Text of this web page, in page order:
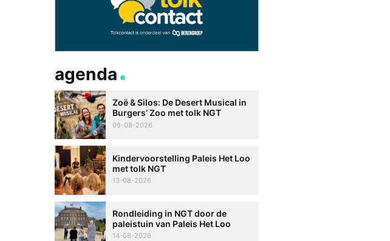
agenda
Zoë & Silos: De Desert Musical in
Burgers’ Zoo met tolk NGT
08-08-2026
Kindervoorstelling Paleis Het Loo
met tolk NGT
13-08-2026
Rondleiding in NGT door de
paleistuin van Paleis Het Loo
14-08-2026